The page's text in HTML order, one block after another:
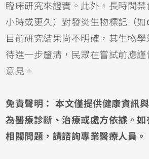
臨床研究來證實。此外，長時間
小時或更久）對發炎生物標記（如
目前研究結果尚不明確，其生物
待進一步釐清，民眾在嘗試前應
意見。
免責聲明： 本文僅提供健康資訊
為醫療診斷、治療或處方依據。
相關問題，請諮詢專業醫療人員。